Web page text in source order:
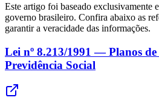
Este artigo foi baseado exclusivamente
governo brasileiro. Confira abaixo as
garantir a veracidade das informações.
Lei nº 8.213/1991 — Planos de
Previdência Social